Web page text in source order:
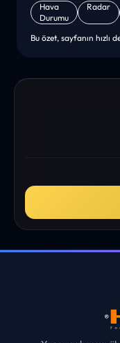
Hava
Durumu
Radar
Bu özet, sayfanın hızlı